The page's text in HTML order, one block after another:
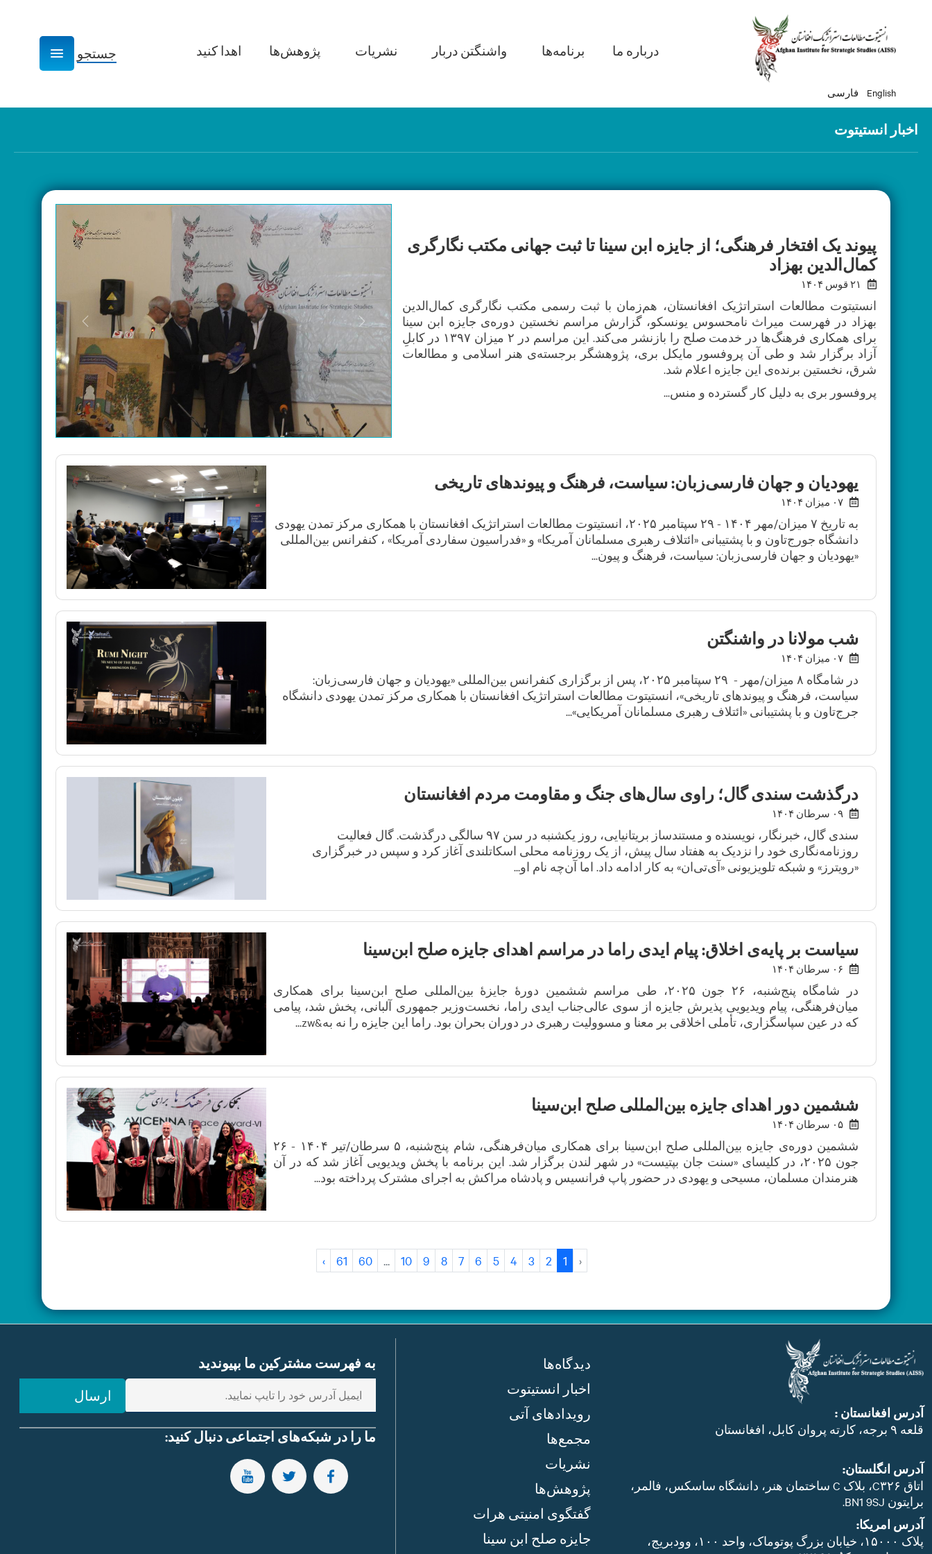
English فارسی
Main navigation
درباره ما برنامه‌ها واشنگتن دربار نشریات پژوهش­‌ها اهدا کنید جستجو Show navigation
اخبار انستیتوت
پیوند یک افتخار فرهنگی؛ از جایزه ابن سینا تا ثبت جهانی مکتب نگارگری
کمال‌الدین بهزاد
انستیتوت مطالعات استراتژیک افغانستان، هم‌زمان با ثبت رسمی مکتب نگارگری کمال‌الدین
بهزاد در فهرست میراث نامحسوس یونسکو، گزارش مراسم نخستین دوره‌ی جایزه ابن سینا
برای همکاری فرهنگ‌ها در خدمت صلح را بازنشر می‌کند. این مراسم در ۲ میزان ۱۳۹۷ در کابلِ
آزاد برگزار شد و طی آن پروفسور مایکل بری، پژوهشگر برجسته‌ی هنر اسلامی و مطالعات
شرق، نخستین برنده‌ی این جایزه اعلام شد.
پروفسور بری به دلیل کار گسترده و منس...
Previous Next
یهودیان و جهان فارسی‌زبان: سیاست، فرهنگ و پیوندهای تاریخی
به تاریخ ۷ میزان/مهر ۱۴۰۴ - ۲۹ سپتامبر ۲۰۲۵، انستیتوت مطالعات استراتژیک افغانستان با همکاری مرکز تمدن یهودی
دانشگاه جورج‌تاون و با پشتیبانی «ائتلاف رهبری مسلمانان آمریکا» و «فدراسیون سفاردی آمریکا» ، کنفرانس بین‌المللی
«یهودیان و جهان فارسی‌زبان: سیاست، فرهنگ و پیون...
شب مولانا در واشنگتن
در شامگاه ۸ میزان/مهر - ۲۹ سپتامبر ۲۰۲۵، پس از برگزاری کنفرانس بین‌المللی «یهودیان و جهان فارسی‌زبان:
سیاست، فرهنگ و پیوندهای تاریخی»، انستیتوت مطالعات استراتژیک افغانستان با همکاری مرکز تمدن یهودی دانشگاه
جرج‌تاون و با پشتیبانی «ائتلاف رهبری مسلمانان آمریکایی»...
درگذشت سندی گال؛ راوی سال‌های جنگ و مقاومت مردم افغانستان
سندی گال، خبرنگار، نویسنده و مستندساز بریتانیایی، روز یکشنبه در سن ۹۷ سالگی درگذشت. گال فعالیت
روزنامه‌نگاری خود را نزدیک به هفتاد سال پیش، از یک روزنامه محلی اسکاتلندی آغاز کرد و سپس در خبرگزاری
«رویترز» و شبکه تلویزیونی «آی‌تی‌ان» به کار ادامه داد. اما آن‌چه نام او...
سیاست بر پایه‌ی اخلاق: پیام ایدی راما در مراسم اهدای جایزه‌ صلح ابن‌سینا
در شامگاه پنج‌شنبه، ۲۶ جون ۲۰۲۵، طی مراسم ششمین دورهٔ جایزهٔ بین‌المللی صلح ابن‌سینا برای همکاری
میان‌فرهنگی، پیام ویدیویی پذیرش جایزه از سوی عالی‌جناب ایدی راما، نخست‌وزیر جمهوری آلبانی، پخش شد، پیامی
که در عین سپاسگزاری، تأملی اخلاقی بر معنا و مسوولیت رهبری در دوران بحران بود. راما این جایزه را نه به&zw...
ششمین دور اهدای جایزه بین‌المللی صلح ابن‌سینا
ششمین دوره‌ی جایزه بین‌المللی صلح ابن‌سینا برای همکاری میان‌فرهنگی، شام پنج‌شنبه، ۵ سرطان/تیر ۱۴۰۴ - ۲۶
جون ۲۰۲۵، در کلیسای «سنت جان بپتیست» در شهر لندن برگزار شد. این برنامه با پخش ویدیویی آغاز شد که در آن
هنرمندان مسلمان، مسیحی و یهودی در حضور پاپ فرانسیس و پادشاه مراکش به اجرای مشترک پرداخته بود...
‹
1
2
3
4
5
6
7
8
9
10
...
60
61
›
آدرس افغانستان :
قلعه ۹ برجه، کارته پروان کابل، افغانستان
آدرس انگلستان:
اتاق C۳۲۶، بلاک C ساختمان هنر، دانشگاه ساسکس، فالمر،
برایتون BN1 9SJ.
آدرس امریکا:
پلاک ۱۵۰۰۰، خیابان بزرگ پوتوماک، واحد ۱۰۰، وودبریج،
دیدگاه‌ها
اخبار انستیتوت
رویدادهای آتی
مجمع‌ها
نشریات
پژوهش‌ها
گفتگوی امنیتی هرات
جایزه صلح ابن سینا
به فهرست مشترکین ما بپیوندید
n
t
e
ارسال
ما را در شبکه‌های اجتماعی دنبال کنید:
FOLLOW US ON FACEBOOK
FOLLOW US ON TWITTER
SUBSCRIBE TO OUR YOUTUBE CHANNEL